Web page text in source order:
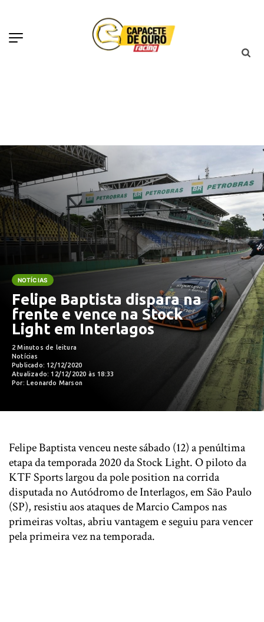
NOTÍCIAS
Felipe Baptista dispara na
frente e vence na Stock
Light em Interlagos
2 Minutos de leitura
Notícias
Publicado: 12/12/2020
Atualizado: 12/12/2020 às 18:33
Por: Leonardo Marson
Felipe Baptista venceu neste sábado (12) a penúltima
etapa da temporada 2020 da Stock Light. O piloto da
KTF Sports largou da pole position na corrida
disputada no Autódromo de Interlagos, em São Paulo
(SP), resistiu aos ataques de Marcio Campos nas
primeiras voltas, abriu vantagem e seguiu para vencer
pela primeira vez na temporada.